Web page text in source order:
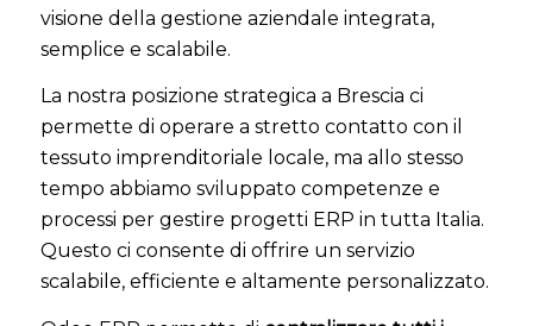
visione della gestione aziendale integrata,
semplice e scalabile.
La nostra posizione strategica a Brescia ci
permette di operare a stretto contatto con il
tessuto imprenditoriale locale, ma allo stesso
tempo abbiamo sviluppato competenze e
processi per gestire progetti ERP in tutta Italia.
Questo ci consente di offrire un servizio
scalabile, efficiente e altamente personalizzato.